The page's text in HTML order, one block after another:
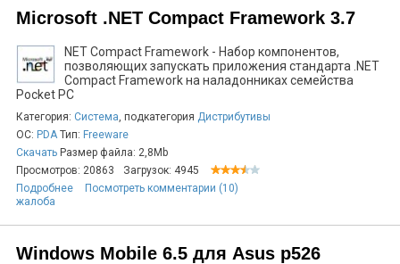
Microsoft .NET Compact Framework 3.7
NET Compact Framework - Набор компонентов,
позволяющих запускать приложения стандарта .NET
Compact Framework на наладонниках семейства
Pocket PC
Категория: Система, подкатегория Дистрибутивы
ОС: PDAТип: Freeware
Скачать Размер файла: 2,8Mb
Просмотров: 20863
Загрузок: 4945
Подробнее
Посмотреть комментарии (10)
жалоба
Windows Mobile 6.5 для Asus p526